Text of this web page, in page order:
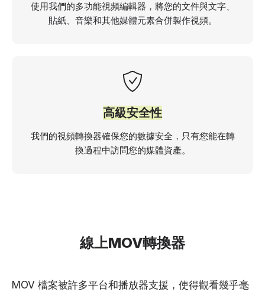
使用我們的多功能視頻編輯器，將您的文件與文字、
貼紙、音樂和其他媒體元素合併製作視頻。
高級安全性
我們的視頻轉換器確保您的數據安全，只有您能在轉
換過程中訪問您的媒體資產。
線上MOV轉換器
MOV 檔案被許多平台和播放器支援，使得觀看幾乎毫